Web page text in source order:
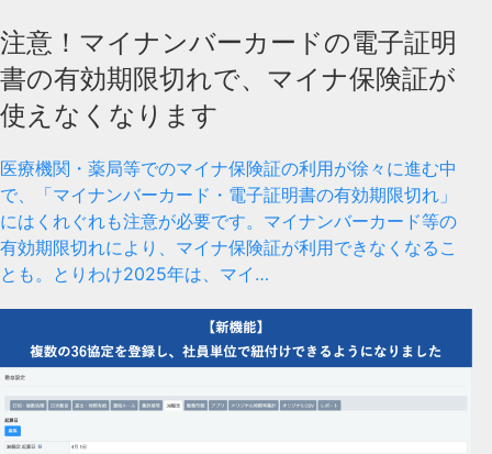
注意！マイナンバーカードの電子証明
書の有効期限切れで、マイナ保険証が
使えなくなります
医療機関・薬局等でのマイナ保険証の利用が徐々に進む中
で、「マイナンバーカード・電子証明書の有効期限切れ」
にはくれぐれも注意が必要です。マイナンバーカード等の
有効期限切れにより、マイナ保険証が利用できなくなるこ
とも。とりわけ2025年は、マイ…